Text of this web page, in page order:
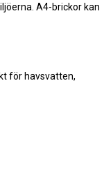
A4-brickor kan
för havsvatten,